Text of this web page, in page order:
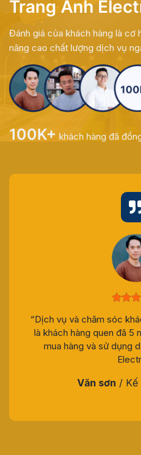
Trang Anh
Đánh giá của khách hàng là cơ
nâng cao chất lượng dịch vụ
100K+ khách hàng đã
“Dịch vụ và chăm sóc
là khách hàng quen đã 5
mua hàng và sử dụng
Văn sơn /